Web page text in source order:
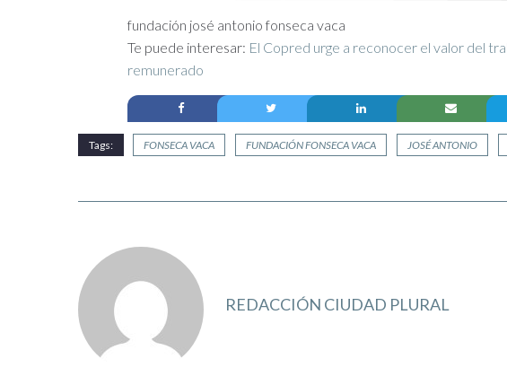
fundación josé antonio fonseca vaca
Te puede interesar: El Copred urge a reconocer el valor del
remunerado
Tags: FONSECA VACA FUNDACIÓN FONSECA VACA JOSÉ ANTONIO
REDACCIÓN CIUDAD PLURAL